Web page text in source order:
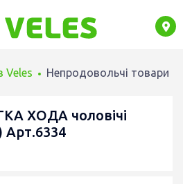
Veles Непродовольчі товари
ХОДА чоловічі
Арт.6334